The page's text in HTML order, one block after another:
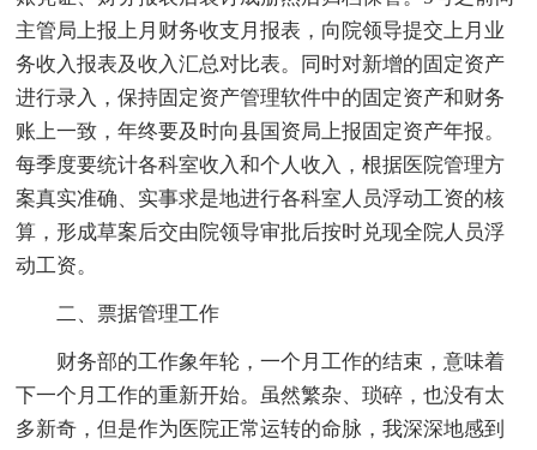
主管局上报上月财务收支月报表，向院领导提交上月业
务收入报表及收入汇总对比表。同时对新增的固定资产
进行录入，保持固定资产管理软件中的固定资产和财务
账上一致，年终要及时向县国资局上报固定资产年报。
每季度要统计各科室收入和个人收入，根据医院管理方
案真实准确、实事求是地进行各科室人员浮动工资的核
算，形成草案后交由院领导审批后按时兑现全院人员浮
动工资。
二、票据管理工作
财务部的工作象年轮，一个月工作的结束，意味着
下一个月工作的重新开始。虽然繁杂、琐碎，也没有太
多新奇，但是作为医院正常运转的命脉，我深深地感到